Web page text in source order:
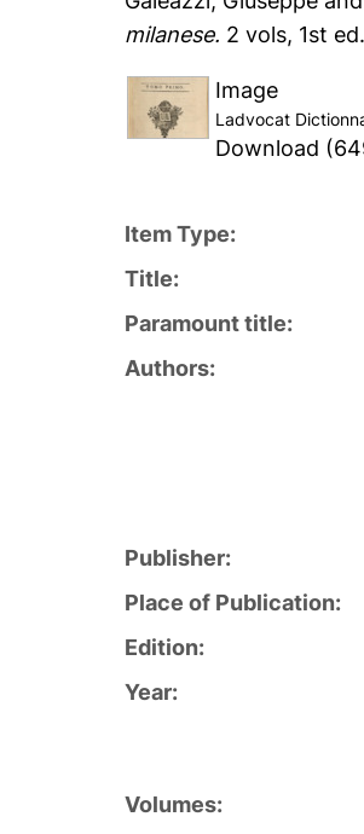
milanese. 2 vols, 1st
Image
Ladvocat
Download
Item Type:
Title:
Paramount title:
Authors:
Publisher:
Place of Publication:
Edition:
Year:
Volumes: